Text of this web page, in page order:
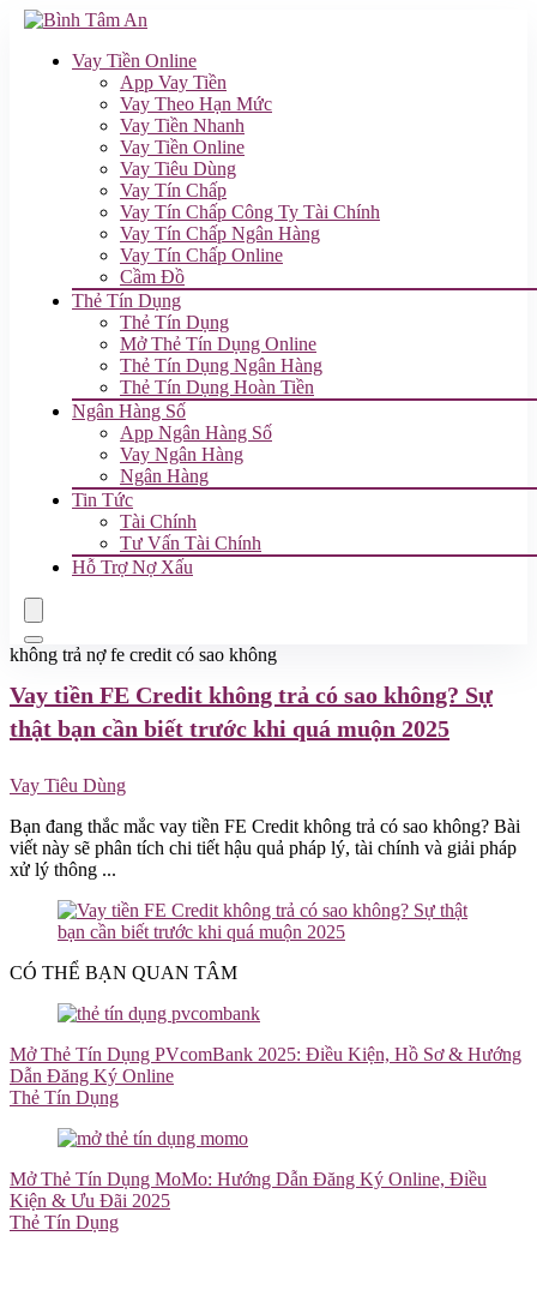
Vay Tiền Online
App Vay Tiền
Vay Theo Hạn Mức
Vay Tiền Nhanh
Vay Tiền Online
Vay Tiêu Dùng
Vay Tín Chấp
Vay Tín Chấp Công Ty Tài Chính
Vay Tín Chấp Ngân Hàng
Vay Tín Chấp Online
Cầm Đồ
Thẻ Tín Dụng
Thẻ Tín Dụng
Mở Thẻ Tín Dụng Online
Thẻ Tín Dụng Ngân Hàng
Thẻ Tín Dụng Hoàn Tiền
Ngân Hàng Số
App Ngân Hàng Số
Vay Ngân Hàng
Ngân Hàng
Tin Tức
Tài Chính
Tư Vấn Tài Chính
Hỗ Trợ Nợ Xấu
không trả nợ fe credit có sao không
Vay tiền FE Credit không trả có sao không? Sự
thật bạn cần biết trước khi quá muộn 2025
Vay Tiêu Dùng
Bạn đang thắc mắc vay tiền FE Credit không trả có sao không? Bài
viết này sẽ phân tích chi tiết hậu quả pháp lý, tài chính và giải pháp
xử lý thông ...
CÓ THỂ BẠN QUAN TÂM
Mở Thẻ Tín Dụng PVcomBank 2025: Điều Kiện, Hồ Sơ & Hướng
Dẫn Đăng Ký Online
Thẻ Tín Dụng
Mở Thẻ Tín Dụng MoMo: Hướng Dẫn Đăng Ký Online, Điều
Kiện & Ưu Đãi 2025
Thẻ Tín Dụng